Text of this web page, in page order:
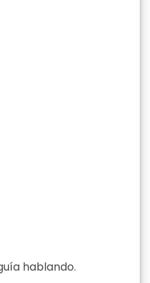
hablando.